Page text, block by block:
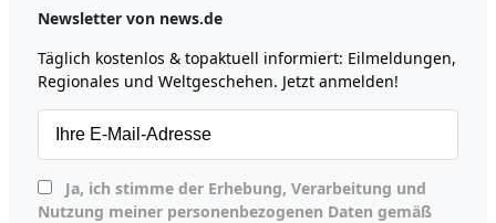
Newsletter von news.de
Täglich kostenlos & topaktuell informiert: Eilmeldungen,
Regionales und Weltgeschehen. Jetzt anmelden!
Nutzung meiner personenbezogenen Daten gemäß